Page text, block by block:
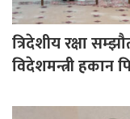
त्रिदेशीय रक्षा
विदेशमन्त्री हकान